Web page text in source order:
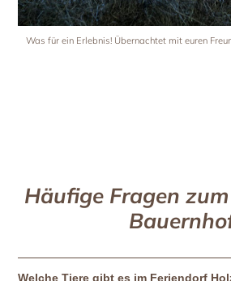
Was für ein Erlebnis! Übernachtet mit euren
Häufige Fragen
Welche Tiere gibt es im Feriendorf